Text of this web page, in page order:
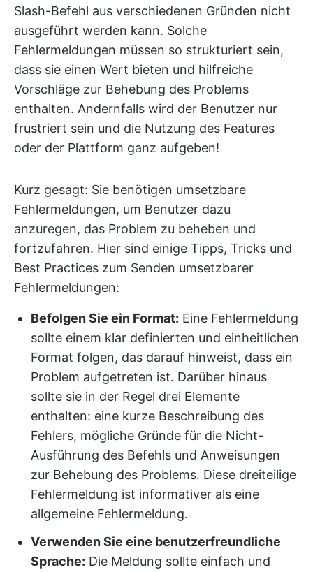
Slash-Befehl aus verschiedenen Gründen nicht
ausgeführt werden kann. Solche
Fehlermeldungen müssen so strukturiert sein,
dass sie einen Wert bieten und hilfreiche
Vorschläge zur Behebung des Problems
enthalten. Andernfalls wird der Benutzer nur
frustriert sein und die Nutzung des Features
oder der Plattform ganz aufgeben!
Kurz gesagt: Sie benötigen umsetzbare
Fehlermeldungen, um Benutzer dazu
anzuregen, das Problem zu beheben und
fortzufahren. Hier sind einige Tipps, Tricks und
Best Practices zum Senden umsetzbarer
Fehlermeldungen:
Befolgen Sie ein Format: Eine Fehlermeldung
sollte einem klar definierten und einheitlichen
Format folgen, das darauf hinweist, dass ein
Problem aufgetreten ist. Darüber hinaus
sollte sie in der Regel drei Elemente
enthalten: eine kurze Beschreibung des
Fehlers, mögliche Gründe für die Nicht-
Ausführung des Befehls und Anweisungen
zur Behebung des Problems. Diese dreiteilige
Fehlermeldung ist informativer als eine
allgemeine Fehlermeldung.
Verwenden Sie eine benutzerfreundliche
Sprache: Die Meldung sollte einfach und